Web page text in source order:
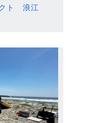
クト 浪江